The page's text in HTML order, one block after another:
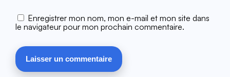
Enregistrer mon nom, mon e-mail et mon site dans
le navigateur pour mon prochain commentaire.